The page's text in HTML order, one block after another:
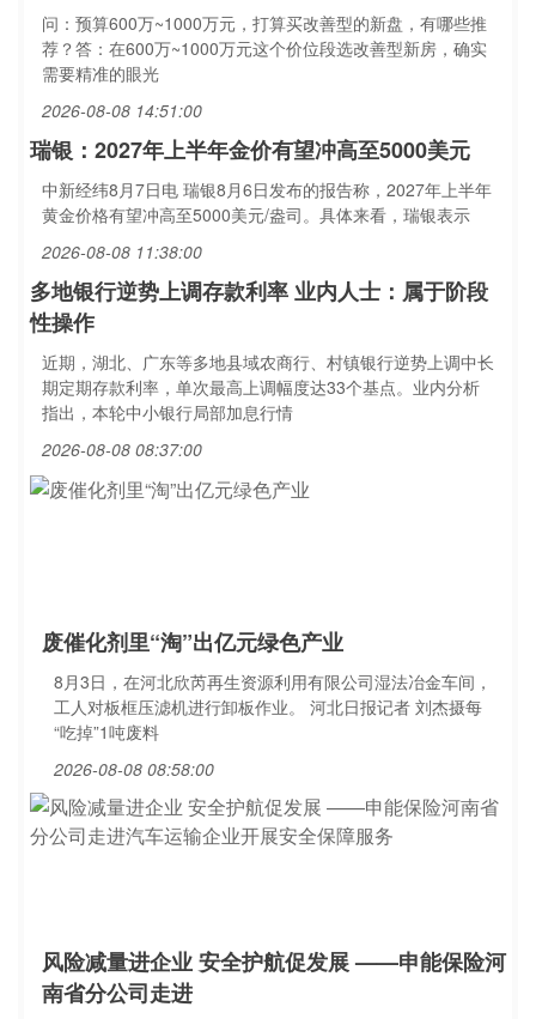
问：预算600万~1000万元，打算买改善型的新盘，有哪些推
荐？答：在600万~1000万元这个价位段选改善型新房，确实
需要精准的眼光
2026-08-08 14:51:00
瑞银：2027年上半年金价有望冲高至5000美元
中新经纬8月7日电 瑞银8月6日发布的报告称，2027年上半年
黄金价格有望冲高至5000美元/盎司。具体来看，瑞银表示
2026-08-08 11:38:00
多地银行逆势上调存款利率 业内人士：属于阶段
性操作
近期，湖北、广东等多地县域农商行、村镇银行逆势上调中长
期定期存款利率，单次最高上调幅度达33个基点。业内分析
指出，本轮中小银行局部加息行情
2026-08-08 08:37:00
废催化剂里“淘”出亿元绿色产业
8月3日，在河北欣芮再生资源利用有限公司湿法冶金车间，
工人对板框压滤机进行卸板作业。 河北日报记者 刘杰摄每
“吃掉”1吨废料
2026-08-08 08:58:00
风险减量进企业 安全护航促发展 ——申能保险河
南省分公司走进